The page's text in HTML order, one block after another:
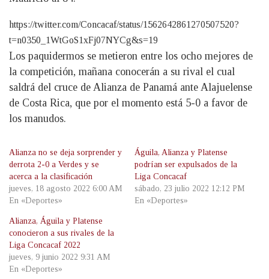
https://twitter.com/Concacaf/status/1562642861270507520?
t=n0350_1WtGoS1xFj07NYCg&s=19
Los paquidermos se metieron entre los ocho mejores de
la competición, mañana conocerán a su rival el cual
saldrá del cruce de Alianza de Panamá ante Alajuelense
de Costa Rica, que por el momento está 5-0 a favor de
los manudos.
Alianza no se deja sorprender y
derrota 2-0 a Verdes y se
acerca a la clasificación
jueves, 18 agosto 2022 6:00 AM
En «Deportes»
Águila, Alianza y Platense
podrían ser expulsados de la
Liga Concacaf
sábado, 23 julio 2022 12:12 PM
En «Deportes»
Alianza, Águila y Platense
conocieron a sus rivales de la
Liga Concacaf 2022
jueves, 9 junio 2022 9:31 AM
En «Deportes»